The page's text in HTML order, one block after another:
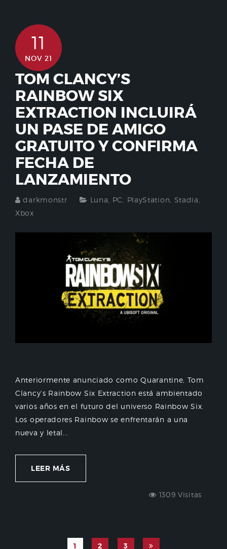
11
NOV 21
TOM CLANCY’S
RAINBOW SIX
EXTRACTION INCLUIRÁ
UN PASE DE AMIGO
GRATUITO Y CONFIRMA
FECHA DE
LANZAMIENTO
darkmonstr Luna PC PlayStation Stadia
Xbox
Anteriormente anunciado como Quarantine, Tom
Clancy’s Rainbow Six Extraction está ambientado
varios años en el futuro del universo Rainbow Six.
Los operadores Rainbow se enfrentarán a una
nueva y letal...
LEER MÁS
1309 Visitas
1 2 3